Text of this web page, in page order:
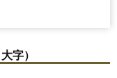
字）